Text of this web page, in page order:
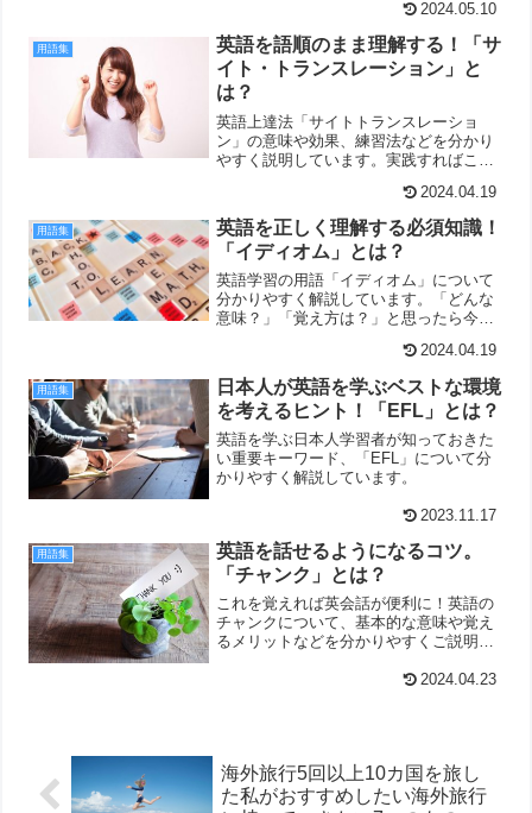
取り組んでいる方は、ぜひ参考にしてみ
てください。
2024.05.10
用語集
英語を語順のまま理解する！「サ
イト・トランスレーション」と
は？
英語上達法「サイトトランスレーショ
ン」の意味や効果、練習法などを分かり
やすく説明しています。実践すればこん
2024.04.19
用語集
英語を正しく理解する必須知識！
「イディオム」とは？
英語学習の用語「イディオム」について
分かりやすく解説しています。「どんな
意味？」「覚え方は？」と思ったら今す
2024.04.19
用語集
日本人が英語を学ぶベストな環境
を考えるヒント！「EFL」とは？
英語を学ぶ日本人学習者が知っておきた
い重要キーワード、「EFL」について分
かりやすく解説しています。
2023.11.17
用語集
英語を話せるようになるコツ。
「チャンク」とは？
これを覚えれば英会話が便利に！英語の
チャンクについて、基本的な意味や覚え
るメリットなどを分かりやすくご説明し
2024.04.23
海外旅行5回以上10カ国を旅し
た私がおすすめしたい海外旅行